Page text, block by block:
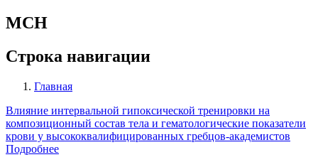
МСН
Строка навигации
Главная
Влияние интервальной гипоксической тренировки на
композиционный состав тела и гематологические показатели
крови у высококвалифицированных гребцов-академистов
Подробнее